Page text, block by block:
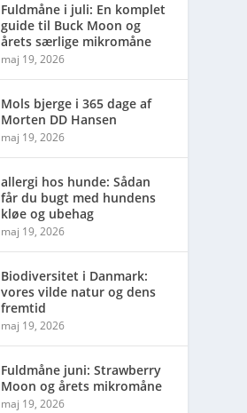
Fuldmåne i juli: En komplet
guide til Buck Moon og
årets særlige mikromåne
maj 19, 2026
Mols bjerge i 365 dage af
Morten DD Hansen
maj 19, 2026
allergi hos hunde: Sådan
får du bugt med hundens
kløe og ubehag
maj 19, 2026
Biodiversitet i Danmark:
vores vilde natur og dens
fremtid
maj 19, 2026
Fuldmåne juni: Strawberry
Moon og årets mikromåne
maj 19, 2026